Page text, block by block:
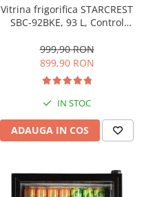
Vitrina frigorifica STARCREST
SBC-92BKE, 93 L, Control
83.2 cm, Negru
999,90 RON
899,90 RON
IN STOC
ADAUGA IN COS